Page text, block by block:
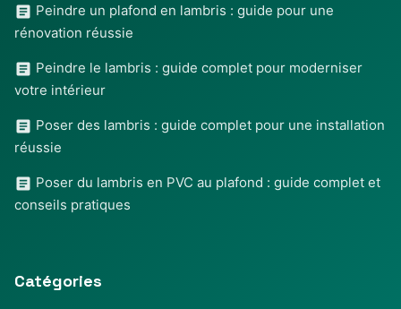
Peindre un plafond en lambris : guide pour une
rénovation réussie
Peindre le lambris : guide complet pour moderniser
votre intérieur
Poser des lambris : guide complet pour une installation
réussie
Poser du lambris en PVC au plafond : guide complet et
conseils pratiques
Catégories